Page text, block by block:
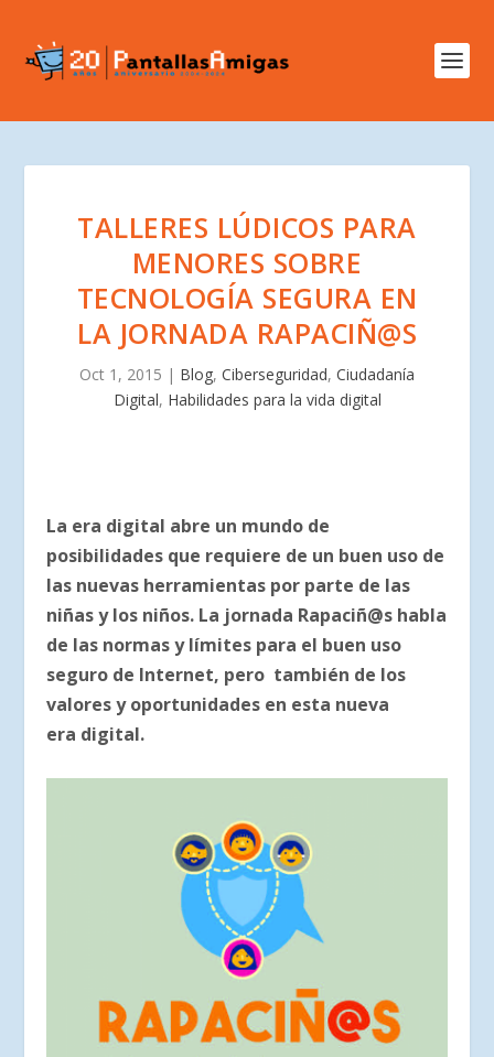
TALLERES LÚDICOS PARA
MENORES SOBRE
TECNOLOGÍA SEGURA EN
LA JORNADA RAPACIÑ@S
Oct 1, 2015 | Blog, Ciberseguridad, Ciudadanía
Digital, Habilidades para la vida digital
La era digital abre un mundo de
posibilidades que requiere de un buen uso de
las nuevas herramientas por parte de las
niñas y los niños. La jornada Rapaciñ@s habla
de las normas y límites para el buen uso
seguro de Internet, pero también de los
valores y oportunidades en esta nueva
era digital.